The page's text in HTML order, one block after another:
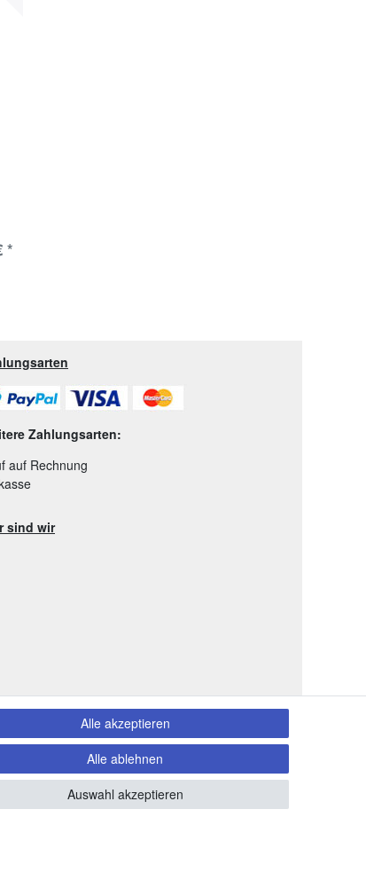
*
Zahlungsarten:
auf Rechnung
sind wir
Alle akzeptieren
Alle ablehnen
Auswahl akzeptieren